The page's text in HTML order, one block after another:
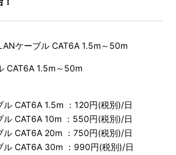
CAT6A 1.5m～50m
CAT6A 1.5m ：120円(税別)/日
CAT6A 10m ：550円(税別)/日
CAT6A 20m ：750円(税別)/日
CAT6A 30m ：990円(税別)/日